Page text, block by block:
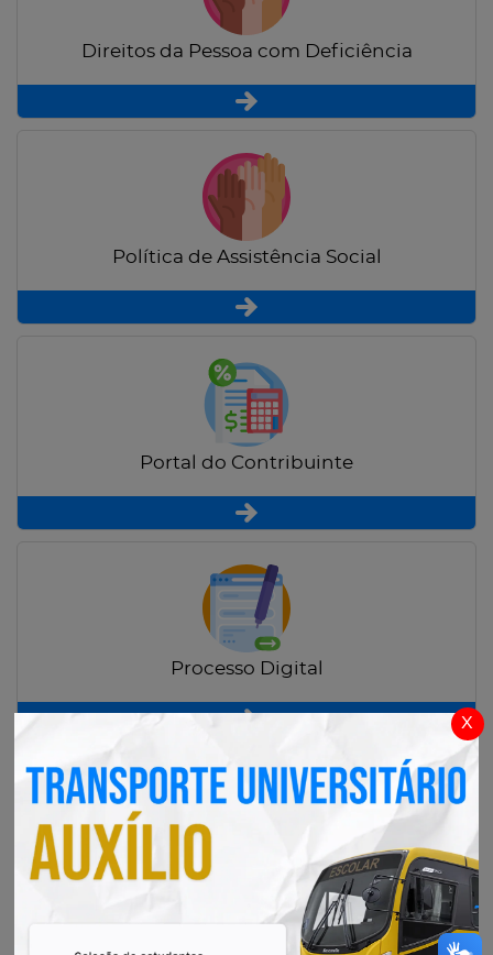
x
Direitos da Pessoa com Deficiência
Política de Assistência Social
Portal do Contribuinte
Processo Digital
Radar Transparência Pública